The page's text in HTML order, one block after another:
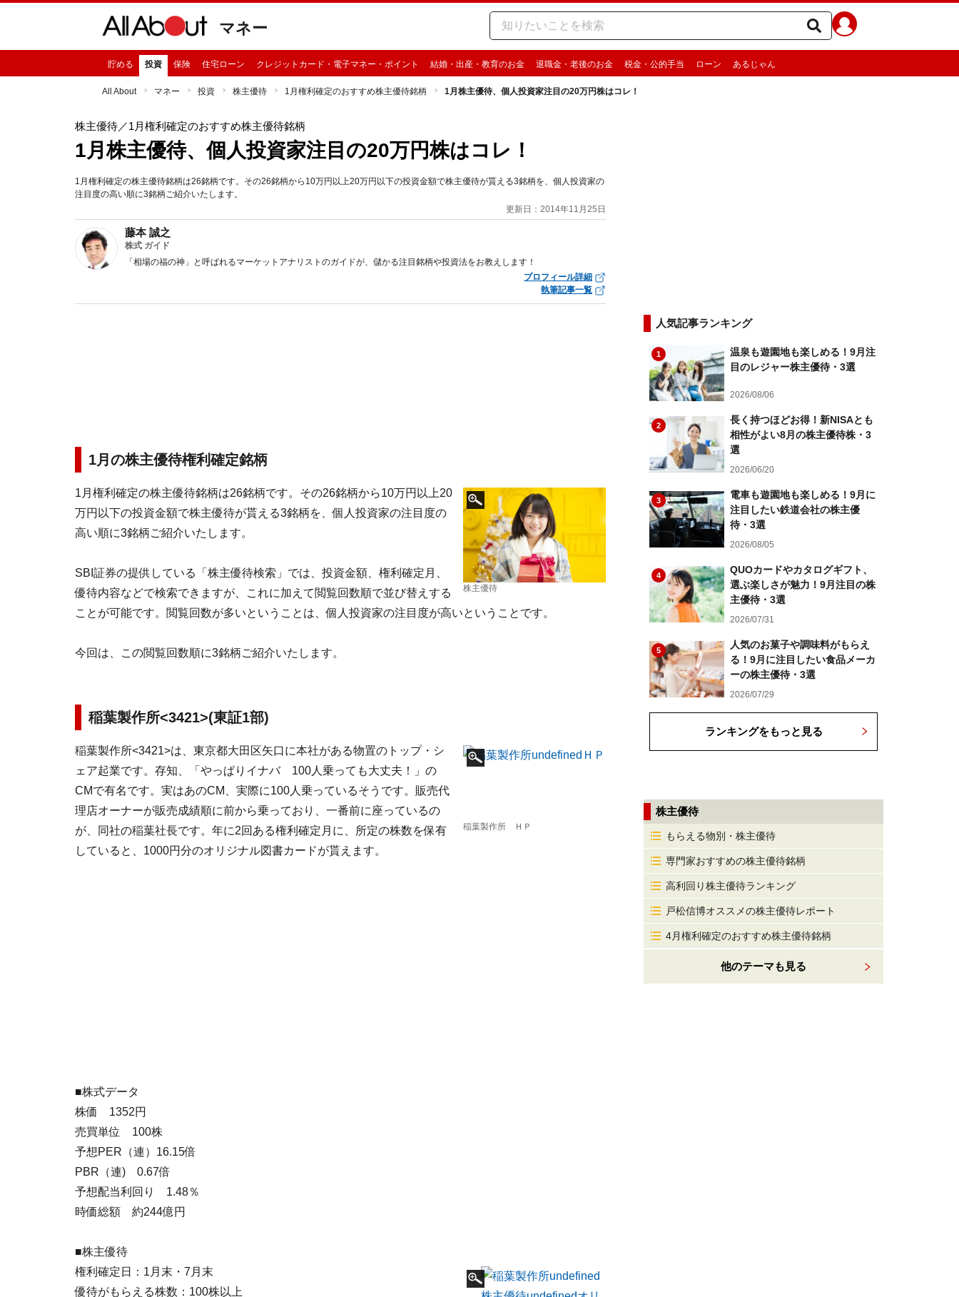
マネー
貯める 投資 保険 住宅ローン クレジットカード・電子マネー・ポイント 結婚・出産・教育のお金 退職金・老後のお金 税金・公的手当 ローン あるじゃん
All About マネー 投資 株主優待 1月権利確定のおすすめ株主優待銘柄 1月株主優待、個人投資家注目の20万円株はコレ！
株主優待／1月権利確定のおすすめ株主優待銘柄
1月株主優待、個人投資家注目の20万円株はコレ！
1月権利確定の株主優待銘柄は26銘柄です。その26銘柄から10万円以上20万円以下の投資金額で株主優待が貰える3銘柄を、個人投資家の
注目度の高い順に3銘柄ご紹介いたします。
更新日：2014年11月25日
藤本 誠之
株式 ガイド
「相場の福の神」と呼ばれるマーケットアナリストのガイドが、儲かる注目銘柄や投資法をお教えします！
プロフィール詳細
執筆記事一覧
1月の株主優待権利確定銘柄
株主優待
1月権利確定の株主優待銘柄は26銘柄です。その26銘柄から10万円以上20
万円以下の投資金額で株主優待が貰える3銘柄を、個人投資家の注目度の
高い順に3銘柄ご紹介いたします。
SBI証券の提供している「株主優待検索」では、投資金額、権利確定月、
優待内容などで検索できますが、これに加えて閲覧回数順で並び替えする
ことが可能です。閲覧回数が多いということは、個人投資家の注目度が高いということです。
今回は、この閲覧回数順に3銘柄ご紹介いたします。
稲葉製作所<3421>(東証1部)
稲葉製作所 ＨＰ
稲葉製作所<3421>は、東京都大田区矢口に本社がある物置のトップ・シ
ェア起業です。存知、「やっぱりイナバ 100人乗っても大丈夫！」の
CMで有名です。実はあのCM、実際に100人乗っているそうです。販売代
理店オーナーが販売成績順に前から乗っており、一番前に座っているの
が、同社の稲葉社長です。年に2回ある権利確定月に、所定の株数を保有
していると、1000円分のオリジナル図書カードが貰えます。
■株式データ
株価 1352円
売買単位 100株
予想PER（連）16.15倍
PBR（連) 0.67倍
予想配当利回り 1.48％
時価総額 約244億円
■株主優待
権利確定日：1月末・7月末
優待がもらえる株数：100株以上
人気記事ランキング
1
温泉も遊園地も楽しめる！9月注
目のレジャー株主優待・3選
2026/08/06
2
長く持つほどお得！新NISAとも
相性がよい8月の株主優待株・3
選
2026/06/20
3
電車も遊園地も楽しめる！9月に
注目したい鉄道会社の株主優
待・3選
2026/08/05
4
QUOカードやカタログギフト、
選ぶ楽しさが魅力！9月注目の株
主優待・3選
2026/07/31
5
人気のお菓子や調味料がもらえ
る！9月に注目したい食品メーカ
ーの株主優待・3選
2026/07/29
ランキングをもっと見る
株主優待
もらえる物別・株主優待
専門家おすすめの株主優待銘柄
高利回り株主優待ランキング
戸松信博オススメの株主優待レポート
4月権利確定のおすすめ株主優待銘柄
他のテーマも見る